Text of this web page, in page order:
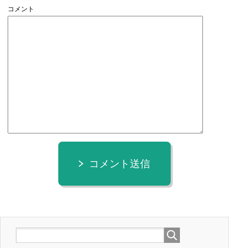
コメント
コメント送信